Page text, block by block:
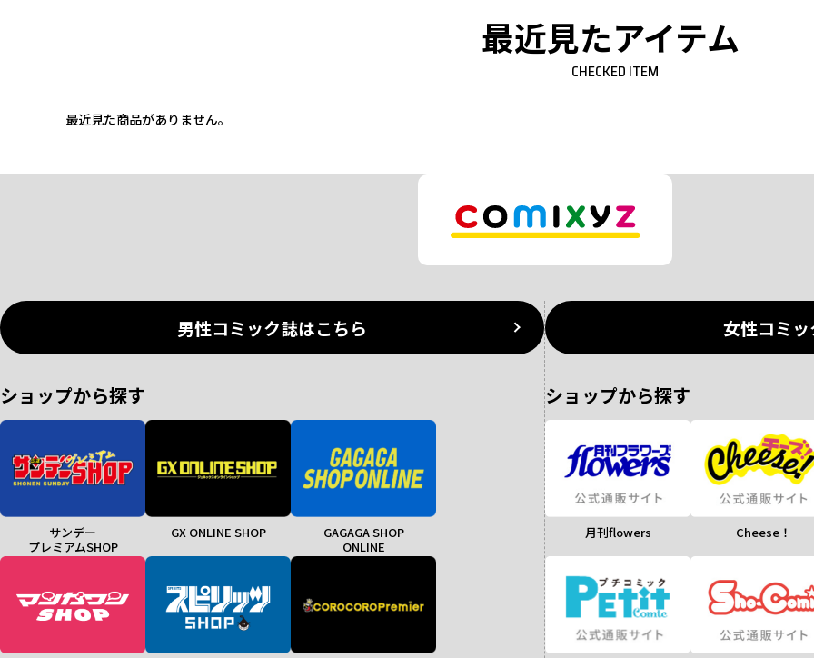
最近見たアイテム
CHECKED ITEM
最近見た商品がありません。
男性コミック誌はこちら
ショップから探す
サンデー
プレミアムSHOP
GX ONLINE SHOP
GAGAGA SHOP
ONLINE
女性コミ
ショップから探す
月刊flowers Cheese！